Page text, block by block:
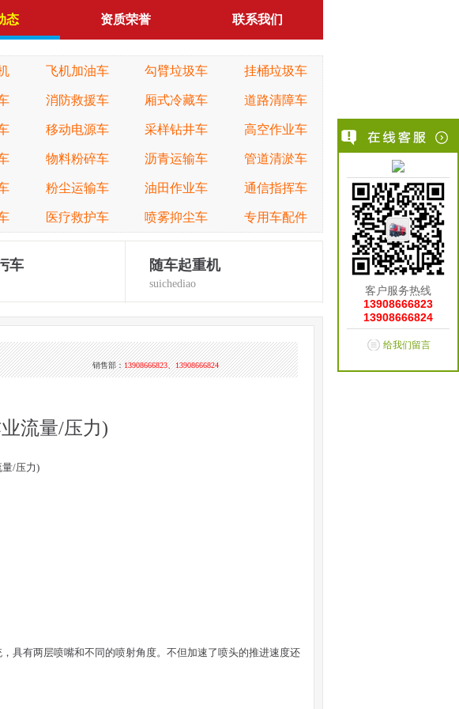
态 资质荣誉 联系我们
飞机加油车 勾臂垃圾车 挂桶垃圾车
消防救援车 厢式冷藏车 道路清障车
移动电源车 采样钻井车 高空作业车
物料粉碎车 沥青运输车 管道清淤车
粉尘运输车 油田作业车 通信指挥车
医疗救护车 喷雾抑尘车 专用车配件
车 随车起重机
suichediao
销售部：13908666823、13908666824
流量/压力)
量/压力)
具有两层喷嘴和不同的喷射角度。不但加速了喷头的推进速度还
客户服务热线
13908666823
13908666824
给我们留言